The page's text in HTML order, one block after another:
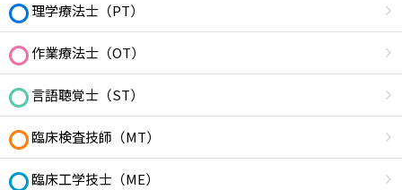
理学療法士（PT）
作業療法士（OT）
言語聴覚士（ST）
臨床検査技師（MT）
臨床工学技士（ME）